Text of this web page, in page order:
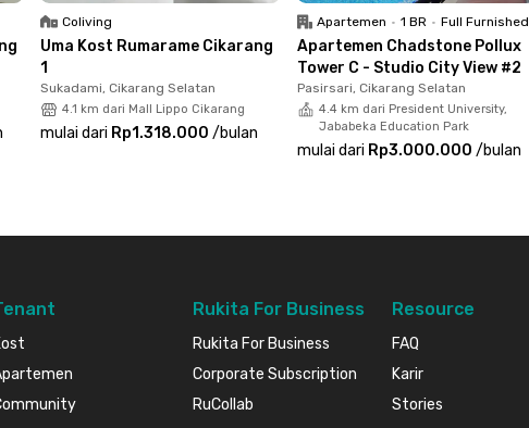
Coliving
Uma Kost Rumarame Cikarang
1
Sukadami, Cikarang Selatan
4.1 km dari Mall Lippo Cikarang
mulai dari Rp1.318.000 /bulan
Apartemen • 1 BR • Full Furnished
Apartemen Chadstone Pollux
Tower C - Studio City View #2
Pasirsari, Cikarang Selatan
4.4 km dari President University,
Jababeka Education Park
mulai dari Rp3.000.000 /bulan
Rukita For Business
Rukita For Business
Corporate Subscription
RuCollab
Resource
FAQ
Karir
Stories